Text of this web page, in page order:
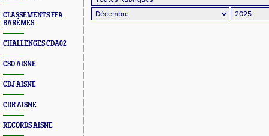
CLASSEMENTS FFA
BARÊMES
CHALLENGES CDA02
CSO AISNE
CDJ AISNE
CDR AISNE
RECORDS AISNE